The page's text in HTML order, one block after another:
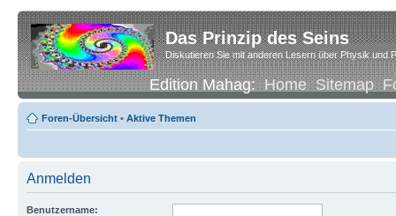
Das Prinzip des Seins
Diskutieren Sie mit anderen Lesern über Physik und
Edition Mahag:Home Sitemap
Foren-Übersicht • Aktive Themen
Anmelden
Benutzername: